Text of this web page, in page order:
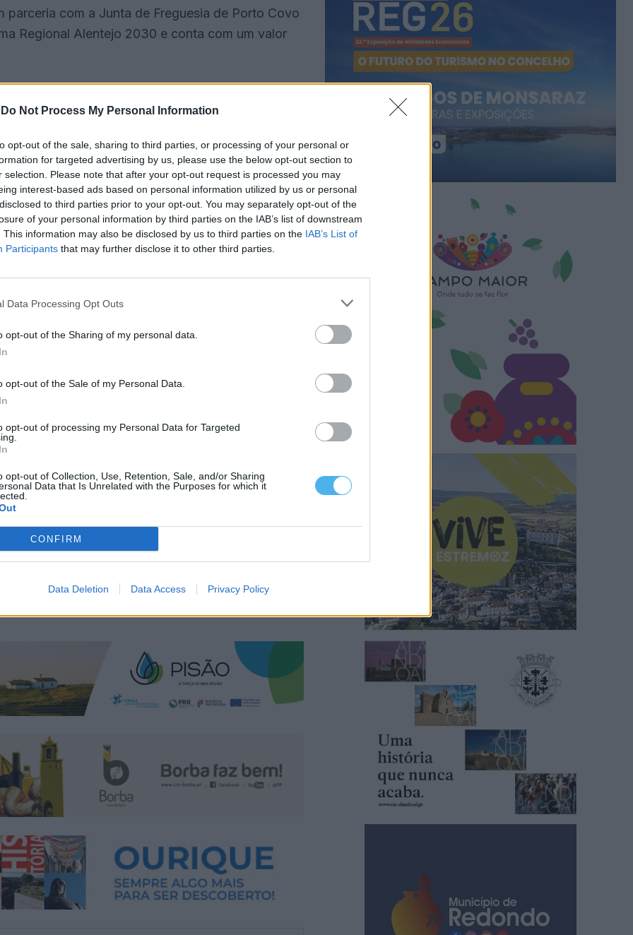
Do Not Process My Personal Information
opt-out of the sale, sharing to third parties, or processing of your personal or
for targeted advertising by us, please use the below opt-out section to
selection. Please note that after your opt-out request is processed you may
interest-based ads based on personal information utilized by us or personal
to third parties prior to your opt-out. You may separately opt-out of the
of your personal information by third parties on the IAB’s list of downstream
This information may also be disclosed by us to third parties on the IAB’s List of
Participants that may further disclose it to other third parties.
Data Processing Opt Outs
opt-out of the Sharing of my personal data.
opt-out of the Sale of my Personal Data.
opt-out of processing my Personal Data for Targeted
opt-out of Collection, Use, Retention, Sale, and/or Sharing
Data that Is Unrelated with the Purposes for which it
CONFIRM
Data Deletion Data Access Privacy Policy
parceria com a Junta de Freguesia de Porto Covo
Regional Alentejo 2030 e conta com um valor
área do investimento ativo e na promoção do
bastante inovador e de proximidade que quer
isoladas, para junto da comunidade”, explicou à
podem participar em sessões permanentes de
de café e caminhadas, desenvolvidas com o
física, psicologia e educação social.